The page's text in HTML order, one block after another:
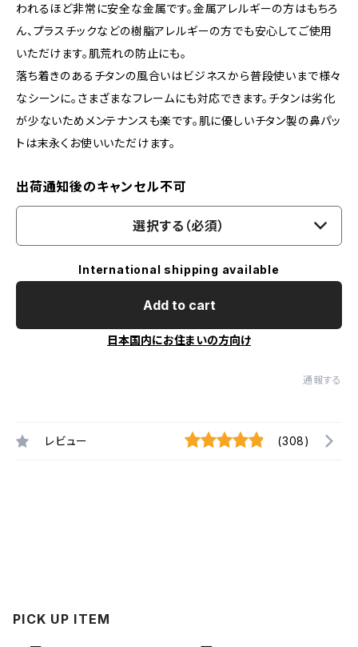
われるほど非常に安全な金属です。金属アレルギーの方はもちろ
ん、プラスチックなどの樹脂アレルギーの方でも安心してご使用
いただけます。肌荒れの防止にも。
落ち着きのあるチタンの風合いはビジネスから普段使いまで様々
なシーンに。さまざまなフレームにも対応できます。チタンは劣化
が少ないためメンテナンスも楽です。肌に優しいチタン製の鼻パッ
トは末永くお使いいただけます。
出荷通知後のキャンセル不可
選択する（必須）
International shipping available
Add to cart
日本国内にお住まいの方向け
通報する
レビュー (308)
PICK UP ITEM